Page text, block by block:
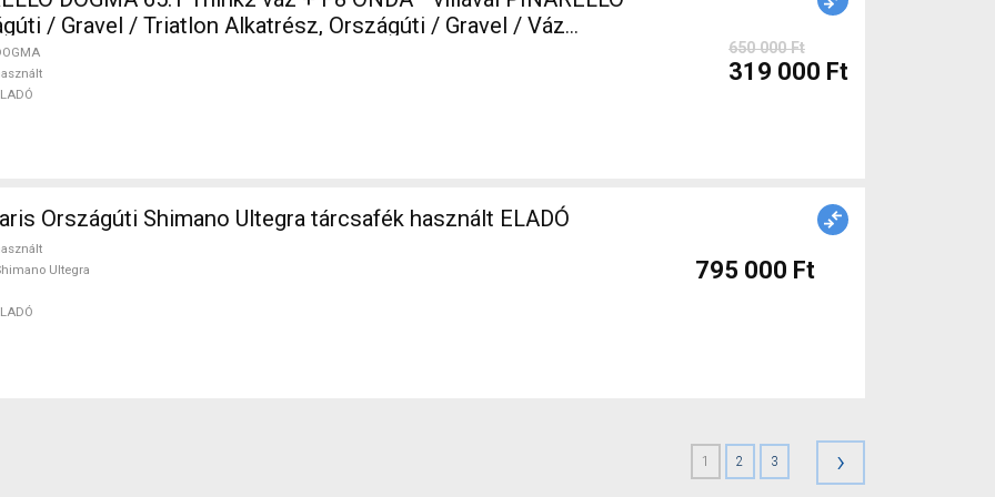
/ Gravel / Triatlon Alkatrész, Országúti / Gravel / Váz
karbon karbon használt ELADÓ
650 000 Ft
319 000 Ft
Országúti Shimano Ultegra tárcsafék használt ELADÓ
Ultegra
795 000 Ft
1 2 3 ›